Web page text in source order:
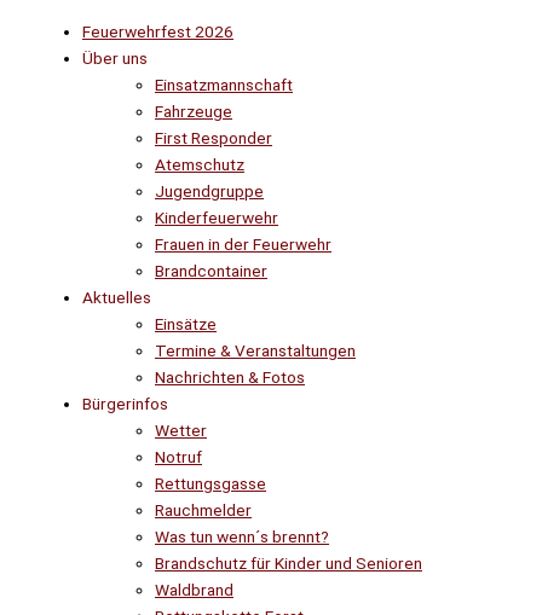
Feuerwehrfest 2026
Über uns
Einsatzmannschaft
Fahrzeuge
First Responder
Atemschutz
Jugendgruppe
Kinderfeuerwehr
Frauen in der Feuerwehr
Brandcontainer
Aktuelles
Einsätze
Termine & Veranstaltungen
Nachrichten & Fotos
Bürgerinfos
Wetter
Notruf
Rettungsgasse
Rauchmelder
Was tun wenn´s brennt?
Brandschutz für Kinder und Senioren
Waldbrand